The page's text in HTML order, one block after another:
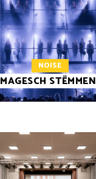
NOISE
MAGESCH STËMMEN